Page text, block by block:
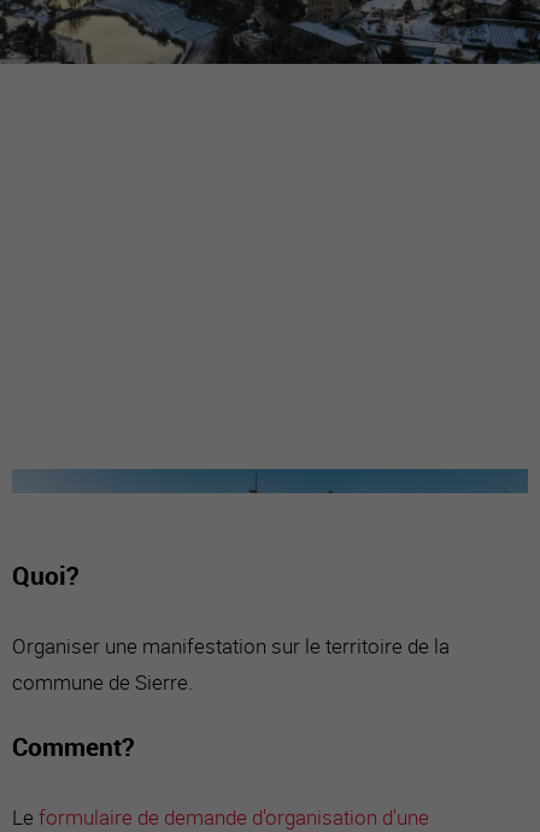
Quoi?
Organiser une manifestation sur le territoire de la
commune de Sierre.
Comment?
Le formulaire de demande d'organisation d'une